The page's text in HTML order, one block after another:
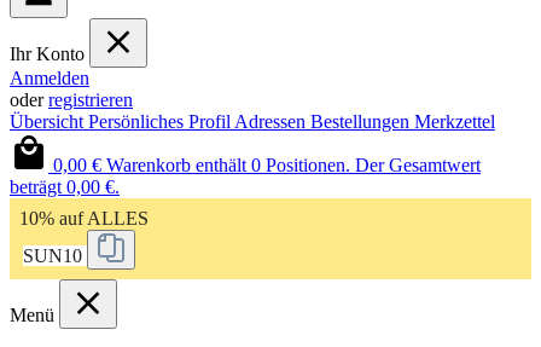
Ihr Konto
Anmelden
oderregistrieren
Übersicht Persönliches Profil Adressen Bestellungen Merkzettel
0,00 € Warenkorb enthält 0 Positionen. Der Gesamtwert
beträgt 0,00 €.
10% auf ALLES
SUN10
Menü